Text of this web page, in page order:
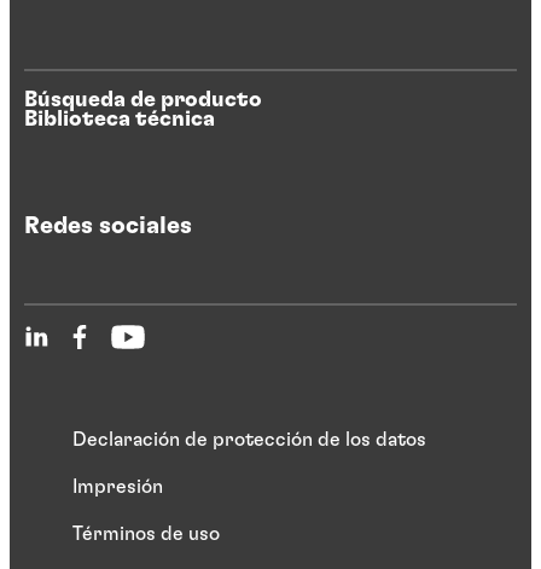
Búsqueda de producto
Biblioteca técnica
Redes sociales
Declaración de protección de los datos
Impresión
Términos de uso